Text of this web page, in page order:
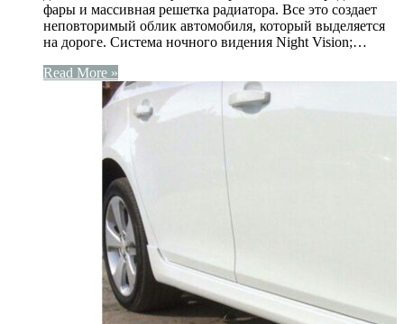
фары и массивная решетка радиатора. Все это создает
неповторимый облик автомобиля, который выделяется
на дороге. Система ночного видения Night Vision;…
Read More »